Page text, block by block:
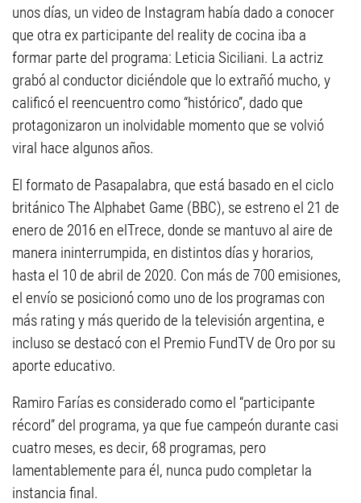
unos días, un video de Instagram había dado a conocer
que otra ex participante del reality de cocina iba a
formar parte del programa: Leticia Siciliani. La actriz
grabó al conductor diciéndole que lo extrañó mucho, y
calificó el reencuentro como “histórico”, dado que
protagonizaron un inolvidable momento que se volvió
viral hace algunos años.
El formato de Pasapalabra, que está basado en el ciclo
británico The Alphabet Game (BBC), se estreno el 21 de
enero de 2016 en elTrece, donde se mantuvo al aire de
manera ininterrumpida, en distintos días y horarios,
hasta el 10 de abril de 2020. Con más de 700 emisiones,
el envío se posicionó como uno de los programas con
más rating y más querido de la televisión argentina, e
incluso se destacó con el Premio FundTV de Oro por su
aporte educativo.
Ramiro Farías es considerado como el “participante
récord” del programa, ya que fue campeón durante casi
cuatro meses, es decir, 68 programas, pero
lamentablemente para él, nunca pudo completar la
instancia final.